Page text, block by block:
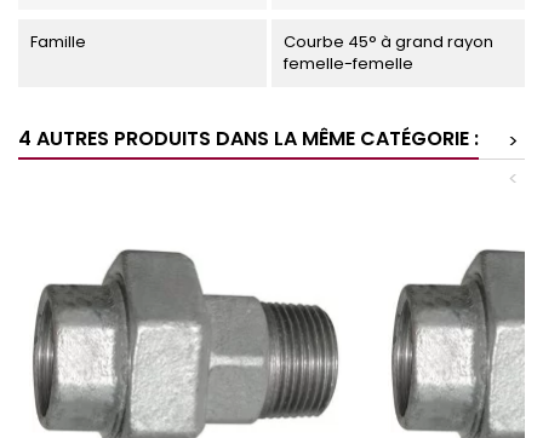
Famille
Courbe 45° à grand rayon
femelle-femelle
4 AUTRES PRODUITS DANS LA MÊME CATÉGORIE :
>
<